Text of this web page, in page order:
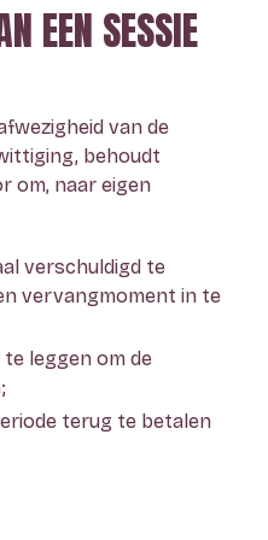
EEN SESSIE
van de
behoudt
om, naar eigen
verschuldigd te
vervangmoment in te
leggen om de
terug te betalen